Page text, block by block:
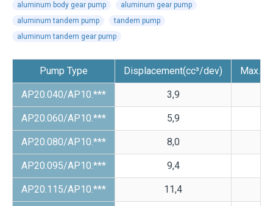
aluminum body gear pump
aluminum gear pump
aluminum tandem pump
tandem pump
aluminum tandem gear pump
Pump Type Displacement(cc³/dev)
AP20.040/AP10.*** 3,9
AP20.060/AP10.*** 5,9
AP20.080/AP10.*** 8,0
AP20.095/AP10.*** 9,4
AP20.115/AP10.*** 11,4